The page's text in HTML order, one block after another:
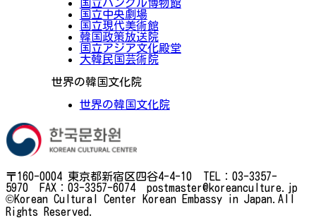
国立ハングル博物館
国立中央劇場
国立現代美術館
韓国政策放送院
国立アジア文化殿堂
大韓民国芸術院
世界の韓国文化院
世界の韓国文化院
〒160-0004 東京都新宿区四谷4-4-10 TEL：03-3357-
5970 FAX：03-3357-6074 postmaster@koreanculture.jp
©Korean Cultural Center Korean Embassy in Japan.All
Rights Reserved.